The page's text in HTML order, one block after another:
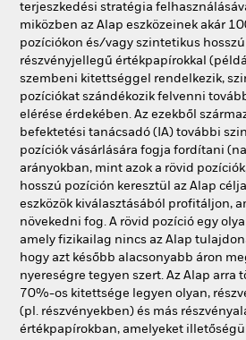
terjeszkedési stratégia
miközben az Alap eszközeinek akár
pozíciókon és/vagy szintetikus
részvényjellegű értékpapírokkal
szembeni kitettséggel rendelkezik,
pozíciókat szándékozik felvenni
elérése érdekében. Az ezekből
befektetési tanácsadó (IA) további
pozíciók vásárlására fogja fordítani
arányokban, mint azok a rövid
hosszú pozíción keresztül az Alap
eszközök kiválasztásából profitáljon,
növekedni fog. A rövid pozíció egy
amely fizikailag nincs az Alap
hogy azt később alacsonyabb áron
nyereségre tegyen szert. Az Alap arra
70%-os kitettsége legyen olyan,
(pl. részvényekben) és más
értékpapírokban, amelyeket